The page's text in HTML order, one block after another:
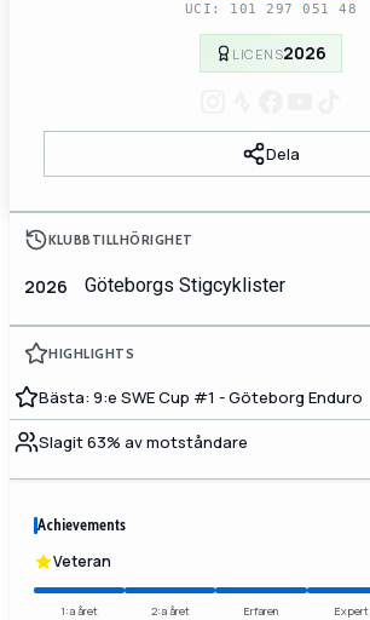
UCI: 101 297 051 48
LICENS2026
Dela
KLUBBTILLHÖRIGHET
2026 Göteborgs Stigcyklister
HIGHLIGHTS
Bästa: 9:e SWE Cup #1 - Göteborg Enduro
Slagit 63% av motståndare
Achievements
Veteran
1:a året 2:a året Erfaren Expert